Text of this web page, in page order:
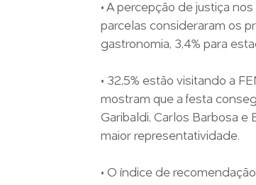
• A percepção de justiça
parcelas consideraram os
gastronomia, 3,4% para
• 32,5% estão visitando a
mostram que a festa
Garibaldi, Carlos Barbosa e
maior representatividade.
• O índice de